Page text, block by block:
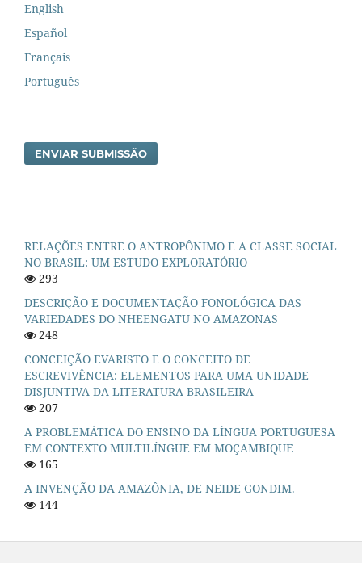
English
Español
Français
Português
ENVIAR SUBMISSÃO
RELAÇÕES ENTRE O ANTROPÔNIMO E A CLASSE SOCIAL
NO BRASIL: UM ESTUDO EXPLORATÓRIO
293
DESCRIÇÃO E DOCUMENTAÇÃO FONOLÓGICA DAS
VARIEDADES DO NHEENGATU NO AMAZONAS
248
CONCEIÇÃO EVARISTO E O CONCEITO DE
ESCREVIVÊNCIA: ELEMENTOS PARA UMA UNIDADE
DISJUNTIVA DA LITERATURA BRASILEIRA
207
A PROBLEMÁTICA DO ENSINO DA LÍNGUA PORTUGUESA
EM CONTEXTO MULTILÍNGUE EM MOÇAMBIQUE
165
A INVENÇÃO DA AMAZÔNIA, DE NEIDE GONDIM.
144